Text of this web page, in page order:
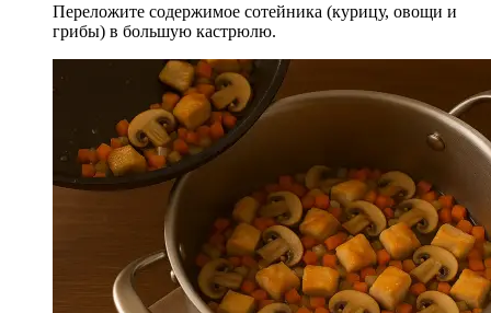
Переложите содержимое сотейника (курицу, овощи и
грибы) в большую кастрюлю.